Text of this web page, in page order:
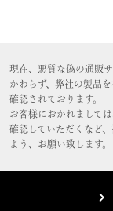
現在、悪質な偽の通販
かわらず、弊社の製品
確認されております。
お客様におかれまして
確認していただくなど
よう、お願い致します。